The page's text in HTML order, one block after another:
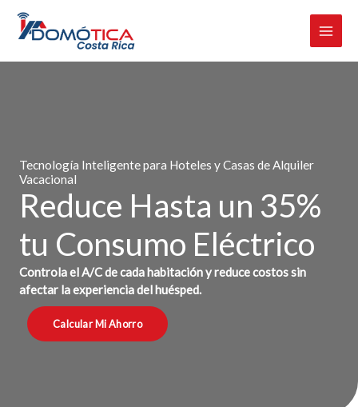
Omitir
Tecnología Inteligente para Hoteles y Casas de Alquiler
Vacacional
Reduce Hasta un 35%
tu Consumo Eléctrico
Controla el A/C de cada habitación y reduce costos sin
afectar la experiencia del huésped.
Calcular Mi Ahorro